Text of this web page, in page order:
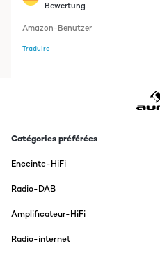
Bewertung
Amazon-Benutzer
Traduire
Catégories préférées
Enceinte-HiFi
Radio-DAB
Amplificateur-HiFi
Radio-internet